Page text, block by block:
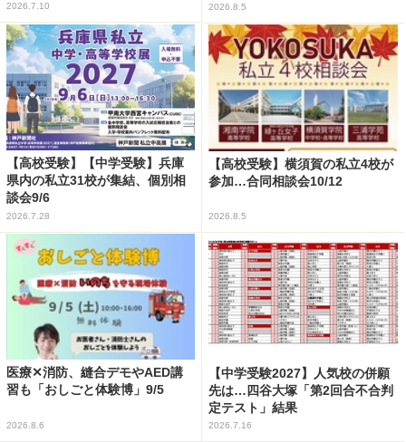
2026.7.10 2026.8.5
【高校受験】【中学受験】兵庫
県内の私立31校が集結、個別相
談会9/6
2026.7.28
【高校受験】横須賀の私立4校が
参加…合同相談会10/12
2026.8.5
医療✕消防、縫合デモやAED講
習も「おしごと体験博」9/5
2026.8.6
【中学受験2027】人気校の併願
先は…四谷大塚「第2回合不合判
定テスト」結果
2026.7.16